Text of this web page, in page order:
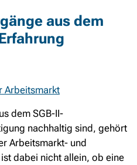
aus dem
Arbeitsmarkt
dem SGB-II-
nachhaltig sind, gehört
Arbeitsmarkt- und
dabei nicht allein, ob eine